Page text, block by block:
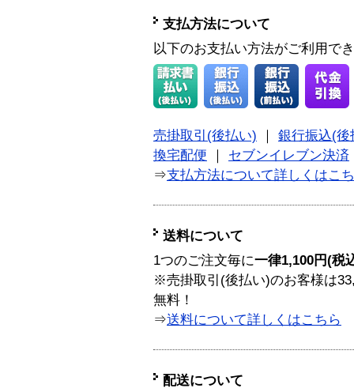
支払方法について
以下のお支払い方法がご利用で
売掛取引(後払い)
銀行振込(後
換宅配便
セブンイレブン決済
⇒支払方法について詳しくはこ
送料について
1つのご注文毎に一律1,100円(税
※売掛取引(後払い)のお客様は
無料！
⇒送料について詳しくはこちら
配送について